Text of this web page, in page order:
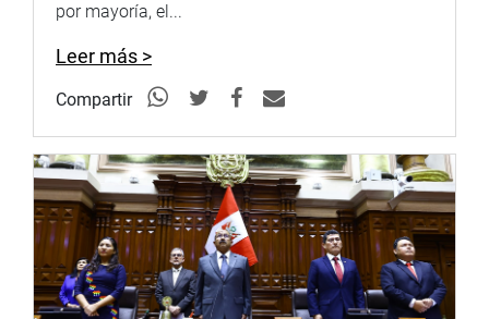
por mayoría, el...
Leer más >
Compartir